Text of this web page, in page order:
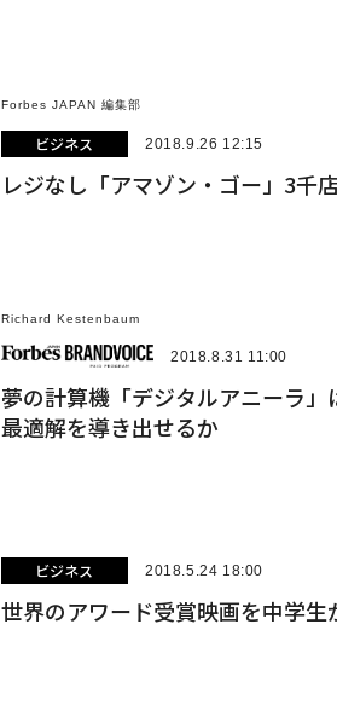
Forbes JAPAN 編集部
ビジネス 2018.9.26 12:15
レジなし「アマゾン・ゴー」3
Richard Kestenbaum
2018.8.31 11:00
夢の計算機「デジタルアニーラ
最適解を導き出せるか
ビジネス 2018.5.24 18:00
世界のアワード受賞映画を中学